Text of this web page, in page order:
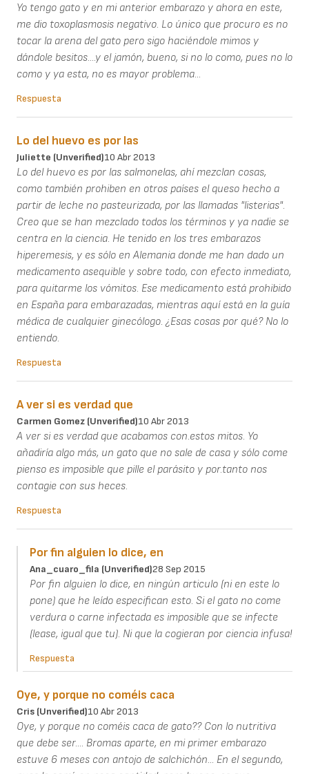
Yo tengo gato y en mi anterior embarazo y ahora en este,
me dio toxoplasmosis negativo. Lo único que procuro es no
tocar la arena del gato pero sigo haciéndole mimos y
dándole besitos....y el jamón, bueno, si no lo como, pues no lo
como y ya esta, no es mayor problema...
Respuesta
Lo del huevo es por las
Juliette (unverified)10 Abr 2013
Lo del huevo es por las salmonelas, ahí mezclan cosas,
como también prohiben en otros países el queso hecho a
partir de leche no pasteurizada, por las llamadas "listerias".
Creo que se han mezclado todos los términos y ya nadie se
centra en la ciencia. He tenido en los tres embarazos
hiperemesis, y es sólo en Alemania donde me han dado un
medicamento asequible y sobre todo, con efecto inmediato,
para quitarme los vómitos. Ese medicamento está prohibido
en España para embarazadas, mientras aquí está en la guía
médica de cualquier ginecólogo. ¿Esas cosas por qué? No lo
entiendo.
Respuesta
A ver si es verdad que
Carmen Gomez (unverified)10 Abr 2013
A ver si es verdad que acabamos con.estos mitos. Yo
añadiría algo más, un gato que no sale de casa y sólo come
pienso es imposible que pille el parásito y por.tanto nos
contagie con sus heces.
Respuesta
Por fin alguien lo dice, en
Ana_cuaro_fila (unverified)28 Sep 2015
Por fin alguien lo dice, en ningún articulo (ni en este lo
pone) que he leído especifican esto. Si el gato no come
verdura o carne infectada es imposible que se infecte
(lease, igual que tu). Ni que la cogieran por ciencia infusa!
Respuesta
Oye, y porque no coméis caca
Cris (unverified)10 Abr 2013
Oye, y porque no coméis caca de gato?? Con lo nutritiva
que debe ser.... Bromas aparte, en mi primer embarazo
estuve 6 meses con antojo de salchichón... En el segundo,